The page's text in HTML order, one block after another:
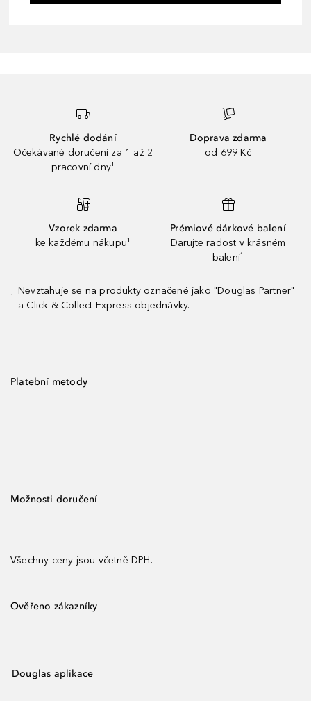
Rychlé dodání
Očekávané doručení za 1 až 2
pracovní dny¹
Doprava zdarma
od 699 Kč
Vzorek zdarma
ke každému nákupu¹
Prémiové dárkové balení
Darujte radost v krásném
balení¹
¹
Nevztahuje se na produkty označené jako "Douglas Partner"
a Click & Collect Express objednávky.
Platební metody
Možnosti doručení
Všechny ceny jsou včetně DPH.
Ověřeno zákazníky
Douglas aplikace